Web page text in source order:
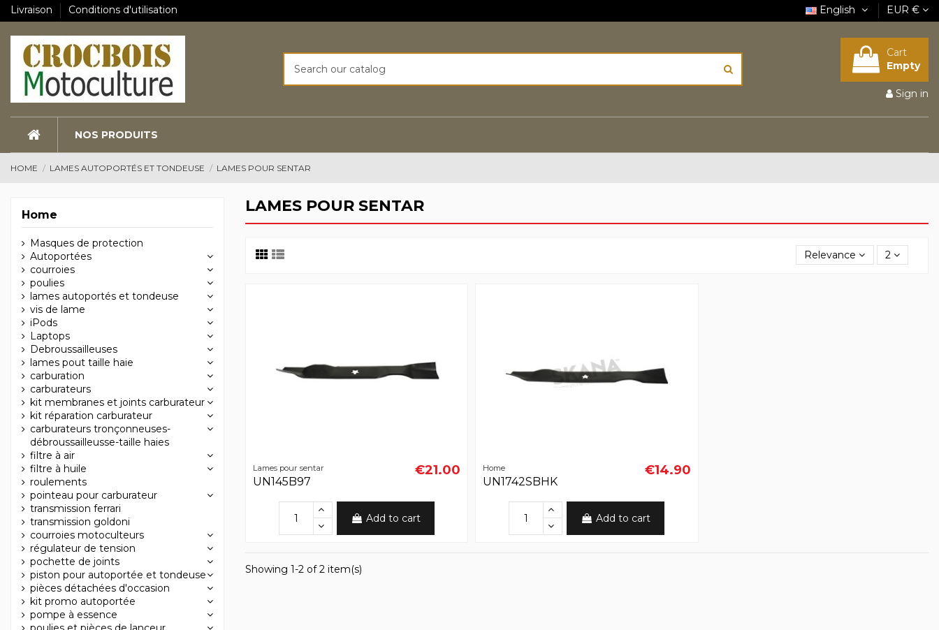
Livraison Conditions d'utilisation English EUR €
Cart
Empty
Sign in
NOS PRODUITS
HOME LAMES AUTOPORTÉS ET TONDEUSE LAMES POUR SENTAR
LAMES POUR SENTAR
Relevance 2
Lames pour sentar
UN145B97
€21.00
Add to cart
Home
UN1742SBHK
€14.90
Add to cart
Showing 1-2 of 2 item(s)
Home
Masques de protection
Autoportées
courroies
poulies
lames autoportés et tondeuse
vis de lame
iPods
Laptops
Debroussailleuses
lames pout taille haie
carburation
carburateurs
kit membranes et joints carburateur
kit réparation carburateur
carburateurs tronçonneuses-
débroussailleusse-taille haies
filtre à air
filtre à huile
roulements
pointeau pour carburateur
transmission ferrari
transmission goldoni
courroies motoculteurs
régulateur de tension
pochette de joints
piston pour autoportée et tondeuse
pièces détachées d'occasion
kit promo autoportée
pompe à essence